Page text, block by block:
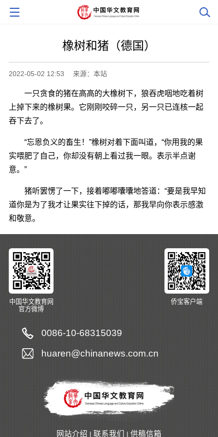
橡树和猪（德国）
2022-05-02 12:53 来源：本站
一只贪食的猪在高高的大橡树下，狼吞虎咽地吃着树
上掉下来的橡树果。它刚刚咬碎一只，另一只已连核一起
吞下去了。
“忘恩负义的畜生！”橡树对着下面叫道，“你用我的果
实喂肥了自己，你却没有朝上看过我一眼。表示半点谢
意。”
猪听罢愣了一下，接着嘟嘟囔囔地答道：“要是我早知
道你是为了我才让果实往下掉的话，那我早向你表示感激
和敬意。
中国华文教育网
官方微博
侨宝客户端
0086-10-68315039
huaren@chinanews.com.cn
网站介绍 | 联系我们 | 供稿信箱